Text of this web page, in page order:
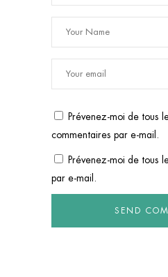
Prévenez-moi de tous
commentaires par e-mail.
Prévenez-moi de tous
par e-mail.